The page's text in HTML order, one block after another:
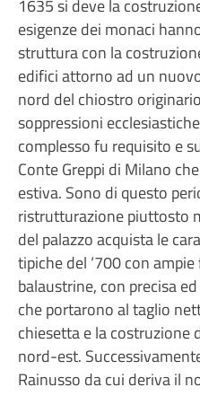
1635 si deve la
esigenze dei monaci
struttura con la
edifici attorno ad un
nord del chiostro
soppressioni
complesso fu requisito e
Conte Greppi di Milano
estiva. Sono di questo
ristrutturazione piuttosto
del palazzo acquista le
tipiche del ‘700 con
balaustrine, con precisa
che portarono al taglio
chiesetta e la costruzione
nord-est.
Rainusso da cui deriva il